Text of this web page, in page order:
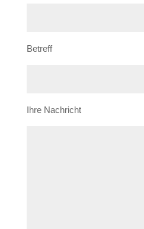
Betreff
Ihre Nachricht